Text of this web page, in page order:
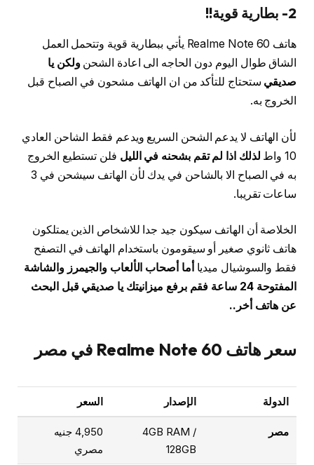
2- بطارية قوية!!
هاتف Realme Note 60 يأتي ببطارية قوية وتتحمل العمل
الشاق طوال اليوم دون الحاجه الى اعادة الشحنولكن يا
صديقي ستحتاج للتأكد من ان الهاتف مشحون في الصباح قبل
الخروج به.
لأن الهاتف لا يدعم الشحن السريع ويدعم فقط الشاحن العادي
10 واط
لذلك اذا لم تقم بشحنه في الليل فلن تستطيع الخروج
به في الصباح الا بالشاحن في يدك لأن الهاتف سيشحن في 3
ساعات تقريبا.
الخلاصة أن الهاتف سيكون جيد جدا للاشخاص الذين يمتلكون
هاتف ثانوي صغير أو سيقومون باستخدام الهاتف في التصفح
فقط والسوشيال ميديا أما أصحاب الألعاب والجيمرز والشاشة
المفتوحة 24 ساعة فقم برفع ميزانيتك يا صديقي قبل البحث
عن هاتف أخر..
سعر هاتف Realme Note 60 في مصر
الدولة الإصدار السعر
مصر
4GB RAM /
128GB
4,950 جنيه
مصري